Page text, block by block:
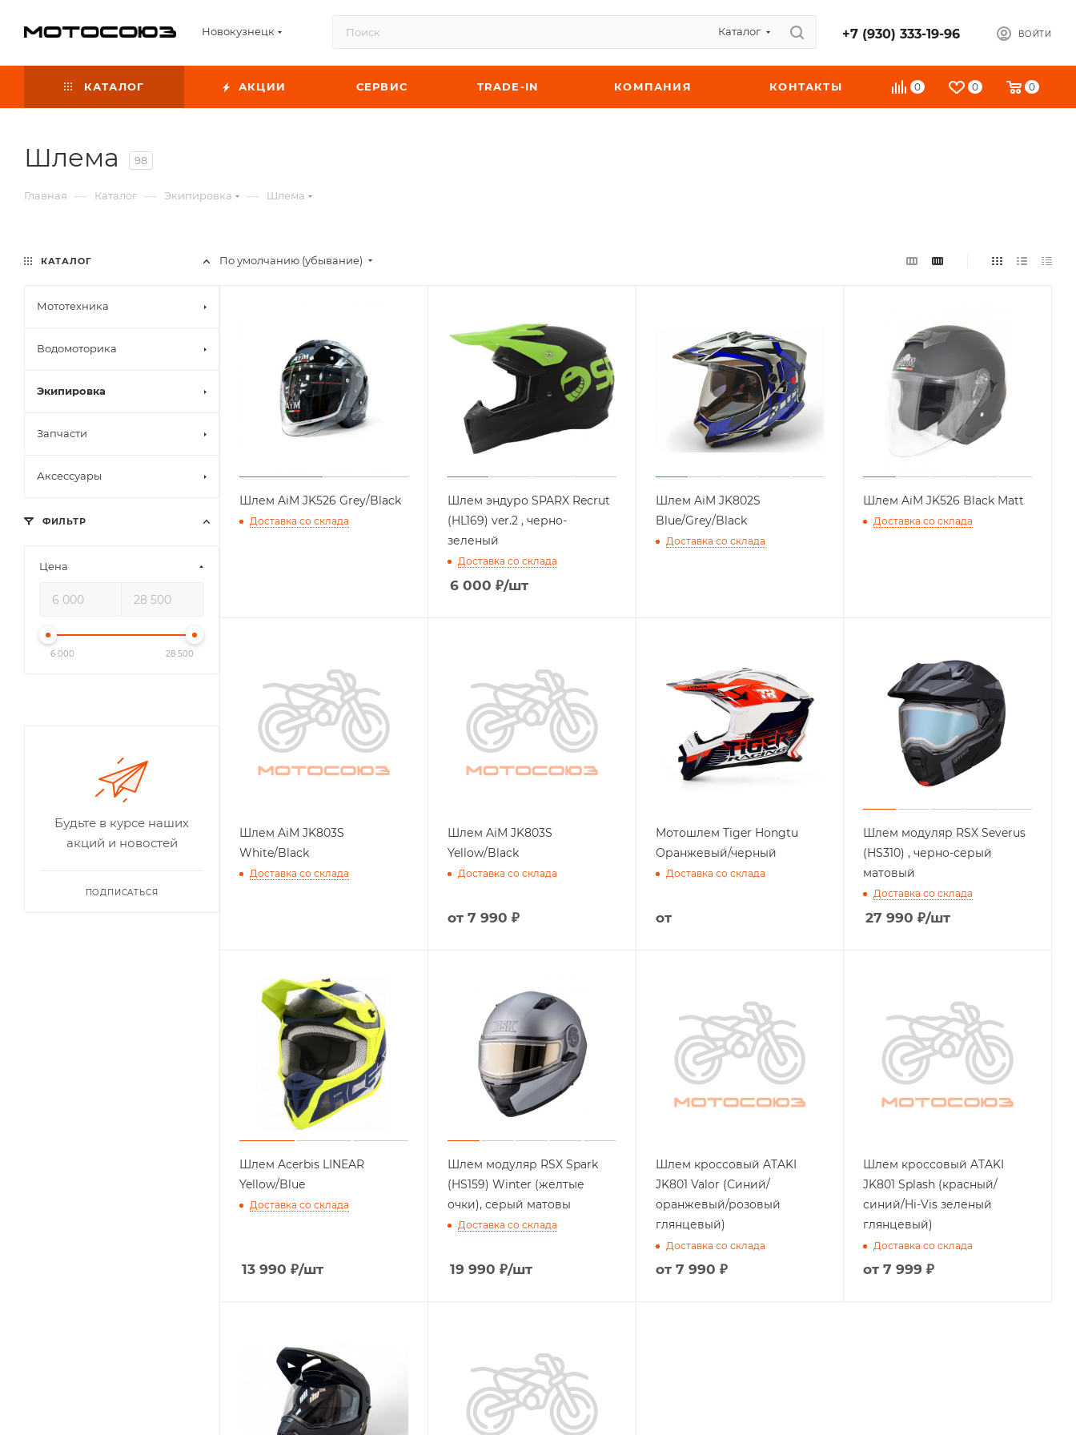
Новокузнецк Каталог +7 (930) 333-19-96 ВОЙТИ
0 0 0
КАТАЛОГ АКЦИИ СЕРВИС TRADE-IN КОМПАНИЯ КОНТАКТЫ
Шлема 98
Главная — Каталог — Экипировка — Шлема
По умолчанию (убывание)
Шлем AiM JK526 Grey/Black
Доставка со склада
Шлем эндуро SPARX Recrut
(HL169) ver.2 , черно-
зеленый
Доставка со склада
6 000 ₽/шт
Шлем AiM JK802S
Blue/Grey/Black
Доставка со склада
Шлем AiM JK526 Black Matt
Доставка со склада
Шлем AiM JK803S
White/Black
Доставка со склада
Шлем AiM JK803S
Yellow/Black
Доставка со склада
от 7 990 ₽
Мотошлем Tiger Hongtu
Оранжевый/черный
Доставка со склада
от
Шлем модуляр RSX Severus
(HS310) , черно-серый
матовый
Доставка со склада
27 990 ₽/шт
Шлем Acerbis LINEAR
Yellow/Blue
Доставка со склада
13 990 ₽/шт
Шлем модуляр RSX Spark
(HS159) Winter (желтые
очки), серый матовы
Доставка со склада
19 990 ₽/шт
Шлем кроссовый ATAKI
JK801 Valor (Синий/
оранжевый/розовый
глянцевый)
Доставка со склада
от 7 990 ₽
Шлем кроссовый ATAKI
JK801 Splash (красный/
синий/Hi-Vis зеленый
глянцевый)
Доставка со склада
от7 999 ₽
КАТАЛОГ
Мототехника
Водомоторика
Экипировка
Запчасти
Аксессуары
ФИЛЬТР
Цена
6 000 28 500
Будьте в курсе наших
акций и новостей
ПОДПИСАТЬСЯ